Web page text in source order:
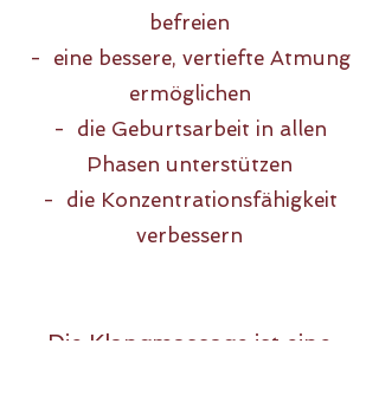
befreien
- eine bessere, vertiefte Atmung
ermöglichen
- die Geburtsarbeit in allen
Phasen unterstützen
- die Konzentrationsfähigkeit
verbessern
Die Klangmassage ist eine